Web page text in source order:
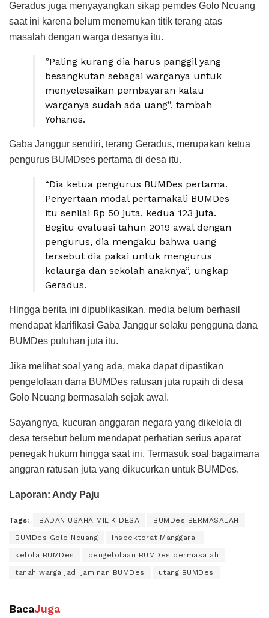
Geradus juga menyayangkan sikap pemdes Golo Ncuang
saat ini karena belum menemukan titik terang atas
masalah dengan warga desanya itu.
”Paling kurang dia harus panggil yang
besangkutan sebagai warganya untuk
menyelesaikan pembayaran kalau
warganya sudah ada uang”, tambah
Yohanes.
Gaba Janggur sendiri, terang Geradus, merupakan ketua
pengurus BUMDses pertama di desa itu.
“Dia ketua pengurus BUMDes pertama.
Penyertaan modal pertamakali BUMDes
itu senilai Rp 50 juta, kedua 123 juta.
Begitu evaluasi tahun 2019 awal dengan
pengurus, dia mengaku bahwa uang
tersebut dia pakai untuk mengurus
kelaurga dan sekolah anaknya”, ungkap
Geradus.
Hingga berita ini dipublikasikan, media belum berhasil
mendapat klarifikasi Gaba Janggur selaku pengguna dana
BUMDes puluhan juta itu.
Jika melihat soal yang ada, maka dapat dipastikan
pengelolaan dana BUMDes ratusan juta rupaih di desa
Golo Ncuang bermasalah sejak awal.
Sayangnya, kucuran anggaran negara yang dikelola di
desa tersebut belum mendapat perhatian serius aparat
penegak hukum hingga saat ini. Termasuk soal bagaimana
anggran ratusan juta yang dikucurkan untuk BUMDes.
Laporan: Andy Paju
Tags: BADAN USAHA MILIK DESA BUMDes BERMASALAH
BUMDes Golo Ncuang Inspektorat Manggarai
kelola BUMDes pengelolaan BUMDes bermasalah
tanah warga jadi jaminan BUMDes utang BUMDes
BacaJuga